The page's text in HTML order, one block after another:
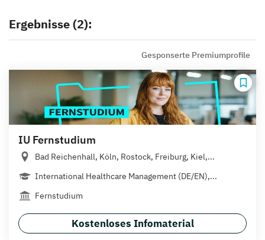
Ergebnisse (2):
Gesponserte Premiumprofile
IU Fernstudium
Bad Reichenhall, Köln, Rostock, Freiburg, Kiel,...
International Healthcare Management (DE/EN),...
Fernstudium
Kostenloses Infomaterial